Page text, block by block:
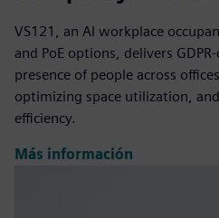
VS121, an AI workplace
and PoE options, delivers
presence of people across
optimizing space utilization,
efficiency.
Más información